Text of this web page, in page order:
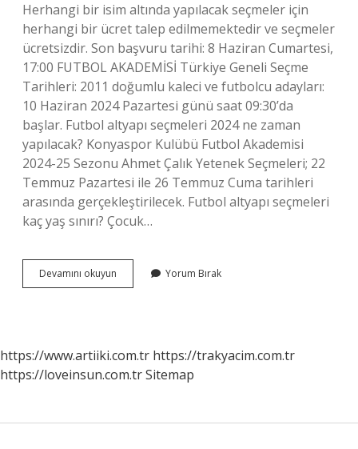
Herhangi bir isim altında yapılacak seçmeler için
herhangi bir ücret talep edilmemektedir ve seçmeler
ücretsizdir. Son başvuru tarihi: 8 Haziran Cumartesi,
17:00 FUTBOL AKADEMİSİ Türkiye Geneli Seçme
Tarihleri: 2011 doğumlu kaleci ve futbolcu adayları:
10 Haziran 2024 Pazartesi günü saat 09:30’da
başlar. Futbol altyapı seçmeleri 2024 ne zaman
yapılacak? Konyaspor Kulübü Futbol Akademisi
2024-25 Sezonu Ahmet Çalık Yetenek Seçmeleri; 22
Temmuz Pazartesi ile 26 Temmuz Cuma tarihleri ​​
arasında gerçekleştirilecek. Futbol altyapı seçmeleri
kaç yaş sınırı? Çocuk…
Devamını okuyun
Seçmeleri
Yorum Bırak
https://www.artiiki.com.tr https://trakyacim.com.tr
https://loveinsun.com.trSitemap